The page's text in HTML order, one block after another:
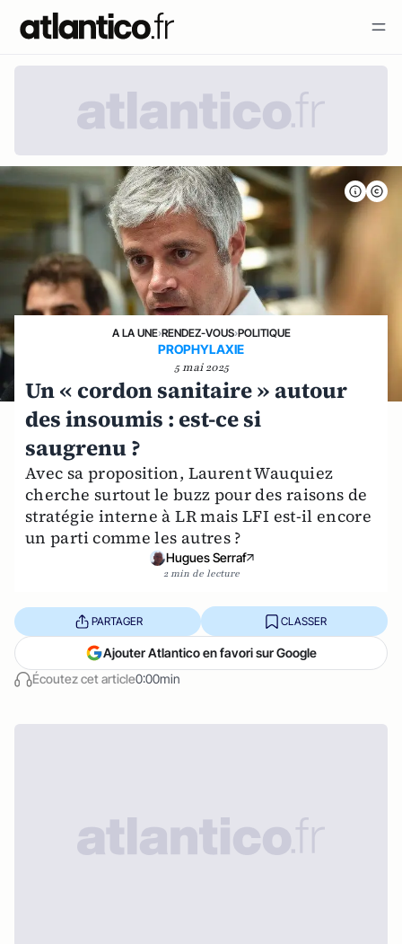
A LA UNE›RENDEZ-VOUS›POLITIQUE
PROPHYLAXIE
5 mai 2025
Un « cordon sanitaire » autour
des insoumis : est-ce si
saugrenu ?
Avec sa proposition, Laurent Wauquiez
cherche surtout le buzz pour des raisons de
stratégie interne à LR mais LFI est-il encore
un parti comme les autres ?
Hugues Serraf
2 min de lecture
Écoutez cet article0:00min
PARTAGER CLASSER
Ajouter Atlantico en favori sur Google